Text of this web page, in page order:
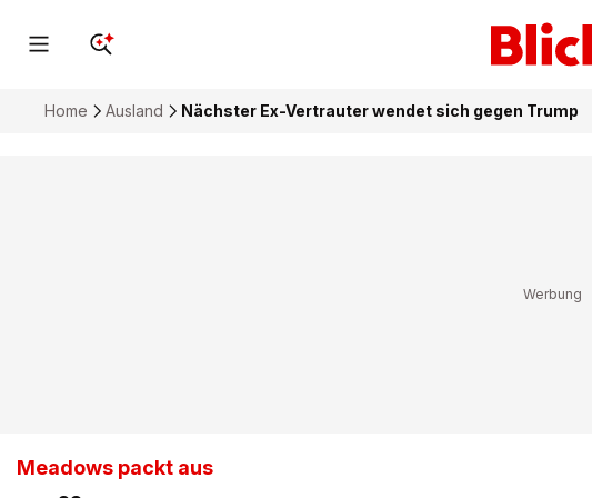
Home Ausland Nächster Ex-Vertrauter wendet sich gegen Trump
Meadows packt aus